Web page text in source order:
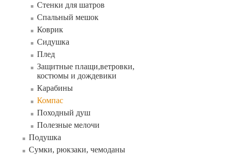
Стенки для шатров
Cпальный мешок
Коврик
Сидушка
Плед
Защитные плащи,ветровки,
костюмы и дождевики
Карабины
Компас
Походный душ
Полезные мелочи
Подушка
Сумки, рюкзаки, чемоданы